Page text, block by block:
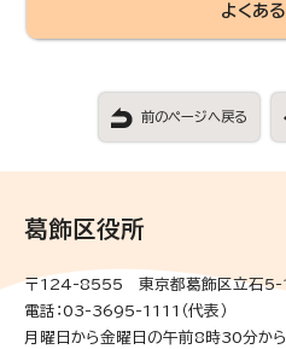
よくあ
前のページへ戻る
葛飾区役所
〒124-8555 東京都葛飾区立石
電話：03-3695-1111（代表）
月曜日から金曜日の午前8時30分か